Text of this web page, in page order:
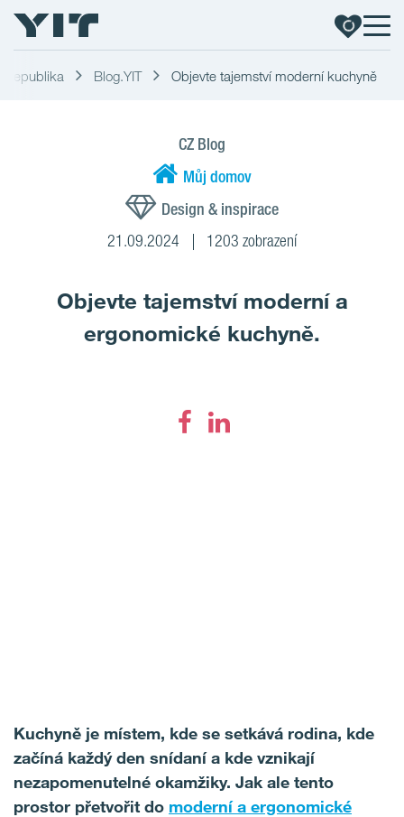
republika Blog.YIT Objevte tajemství moderní kuchyně
CZ Blog
Můj domov
Design & inspirace
21.09.2024 1203 zobrazení
Objevte tajemství moderní a
ergonomické kuchyně.
Kuchyně je místem, kde se setkává rodina, kde
začíná každý den snídaní a kde vznikají
nezapomenutelné okamžiky. Jak ale tento
prostor přetvořit do moderní a ergonomické